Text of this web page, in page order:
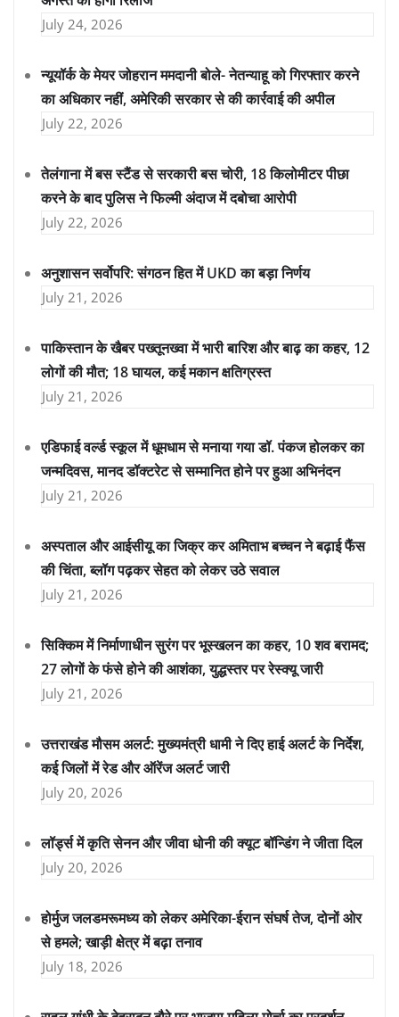
July 24, 2026
न्यूयॉर्क के मेयर जोहरान ममदानी बोले- नेतन्याहू को गिरफ्तार करने
का अधिकार नहीं, अमेरिकी सरकार से की कार्रवाई की अपील
July 22, 2026
तेलंगाना में बस स्टैंड से सरकारी बस चोरी, 18 किलोमीटर पीछा
करने के बाद पुलिस ने फिल्मी अंदाज में दबोचा आरोपी
July 22, 2026
अनुशासन सर्वोपरि: संगठन हित में UKD का बड़ा निर्णय
July 21, 2026
पाकिस्तान के खैबर पख्तूनख्वा में भारी बारिश और बाढ़ का कहर, 12
लोगों की मौत; 18 घायल, कई मकान क्षतिग्रस्त
July 21, 2026
एडिफाई वर्ल्ड स्कूल में धूमधाम से मनाया गया डॉ. पंकज होलकर का
जन्मदिवस, मानद डॉक्टरेट से सम्मानित होने पर हुआ अभिनंदन
July 21, 2026
अस्पताल और आईसीयू का जिक्र कर अमिताभ बच्चन ने बढ़ाई फैंस
की चिंता, ब्लॉग पढ़कर सेहत को लेकर उठे सवाल
July 21, 2026
सिक्किम में निर्माणाधीन सुरंग पर भूस्खलन का कहर, 10 शव बरामद;
27 लोगों के फंसे होने की आशंका, युद्धस्तर पर रेस्क्यू जारी
July 21, 2026
उत्तराखंड मौसम अलर्ट: मुख्यमंत्री धामी ने दिए हाई अलर्ट के निर्देश,
कई जिलों में रेड और ऑरेंज अलर्ट जारी
July 20, 2026
लॉर्ड्स में कृति सेनन और जीवा धोनी की क्यूट बॉन्डिंग ने जीता दिल
July 20, 2026
होर्मुज जलडमरूमध्य को लेकर अमेरिका-ईरान संघर्ष तेज, दोनों ओर
से हमले; खाड़ी क्षेत्र में बढ़ा तनाव
July 18, 2026